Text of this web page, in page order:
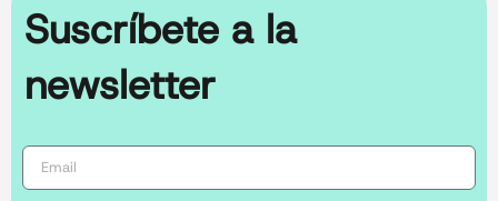
Suscríbete a la
newsletter